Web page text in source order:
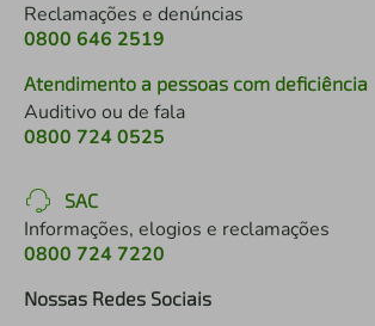
Reclamações e denúncias
0800 646 2519
Atendimento a pessoas com deficiência
Auditivo ou de fala
0800 724 0525
SAC
Informações, elogios e reclamações
0800 724 7220
Nossas Redes Sociais